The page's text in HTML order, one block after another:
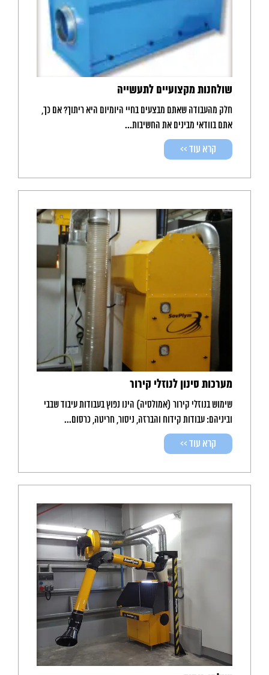
שולחנות מקצועיים לתעשייה
חלק מהעבודה שאתם מבצעים בחיי היומיום היא ריתוך? אם כך,
אתם בוודאי מבינים את החשיבות...
קרא עוד >>
מערכות סינון לנוזלי קירור
שימוש בנוזלי קירור (אמולסיה) הינו נפוץ בעבודות עיבוד שבבי
וביניהם: עבודות קידוח והברזה, ניסור, חריטה, כרסום...
קרא עוד >>